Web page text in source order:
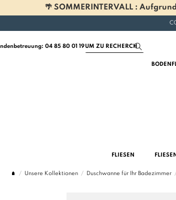
🌴 SOMMERINTERVALL :
04 85 80 01 19
FLIESEN
Unsere Kollektionen Duschwanne für Ihr Badezimmer